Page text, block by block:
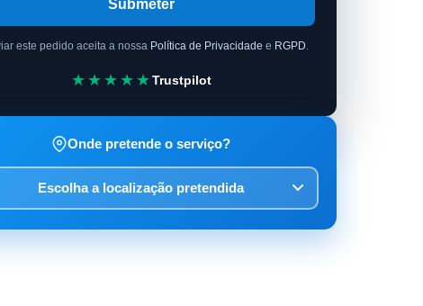
Submeter
este pedido aceita a nossa Política de Privacidade e RGPD
★★★★★Trustpilot
Onde pretende o serviço?